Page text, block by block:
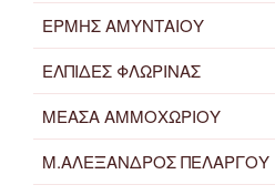
ΕΡΜΗΣ ΑΜΥΝΤΑΙΟΥ
ΕΛΠΙΔΕΣ ΦΛΩΡΙΝΑΣ
ΜΕΑΣΑ ΑΜΜΟΧΩΡΙΟΥ
Μ.ΑΛΕΞΑΝΔΡΟΣ ΠΕΛΑΡΓΟΥ